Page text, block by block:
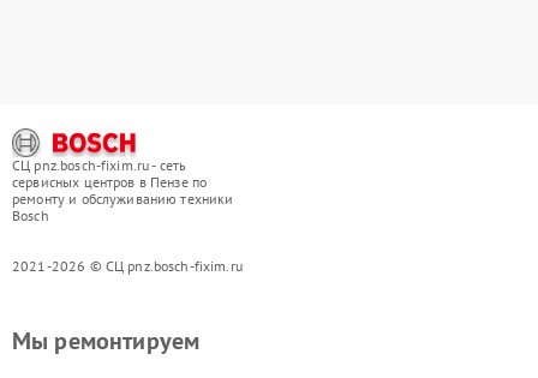
СЦ pnz.bosch-fixim.ru - сеть
сервисных центров в Пензе по
ремонту и обслуживанию техники
Bosch
2021-2026 © СЦ pnz.bosch-fixim.ru
Мы ремонтируем